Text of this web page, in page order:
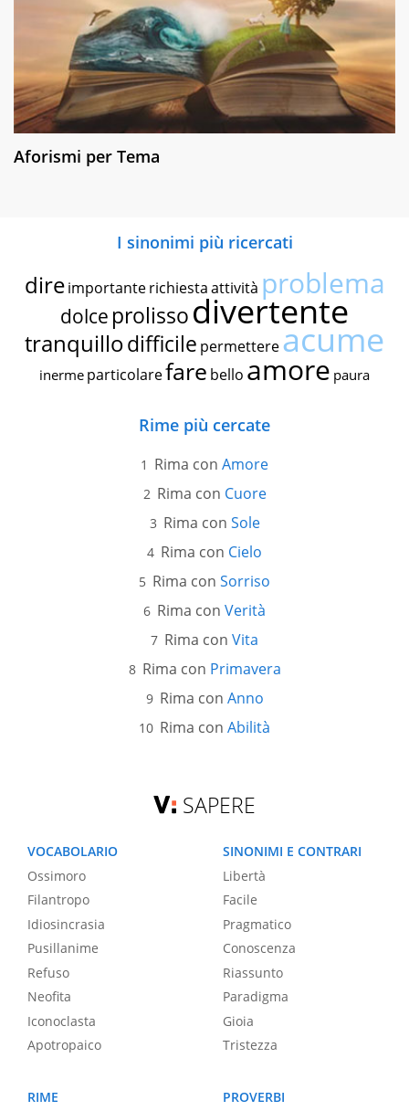
Aforismi per Tema
I sinonimi più ricercati
dire importante richiestaattività problema
dolce prolissodivertente
tranquillodifficile permettereacume
inerme particolarefare bello amore paura
Rime più cercate
Rima con Amore
Rima con Cuore
Rima con Sole
Rima con Cielo
Rima con Sorriso
Rima con Verità
Rima con Vita
Rima con Primavera
Rima con Anno
Rima con Abilità
SAPERE
VOCABOLARIO
Ossimoro
Filantropo
Idiosincrasia
Pusillanime
Refuso
Neofita
Iconoclasta
Apotropaico
SINONIMI E CONTRARI
Libertà
Facile
Pragmatico
Conoscenza
Riassunto
Paradigma
Gioia
Tristezza
RIME
PROVERBI